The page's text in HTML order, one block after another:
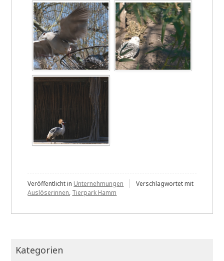
Veröffentlicht in Unternehmungen
Verschlagwortet mit
Auslöserinnen, Tierpark Hamm
Kategorien